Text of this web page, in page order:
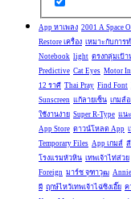
App หาเพลง 2001 A Space
Restore เครื่อง เหมาะกับการ
Notebook light ตรงกลุ่มเป้า
Predictive Cat Eyes Motor
12 ราศี Thai Pray Find Font
Sunscreen แก้ลายเซ็น เกมส์
ใช้งานง่าย Super R-Type แน
App Store ดาวน์โหลด App
Temporary Files App เกมส์
โรงแรมหัวหิน เทพเจ้าไท่ส่วย
Foreign มาร์ช จุฑาวุฒ
ผี ฤกษ์ไหว้เทพเจ้าไฉ่ซิงเอี๊ย ค